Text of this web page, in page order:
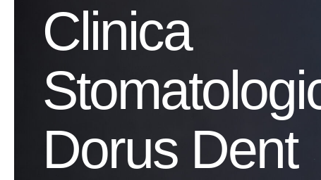
Clinica
Dorus Dent